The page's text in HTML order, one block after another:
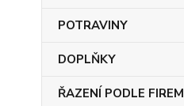
POTRAVINY
DOPLŇKY
ŘAZENÍ PODLE FIREM